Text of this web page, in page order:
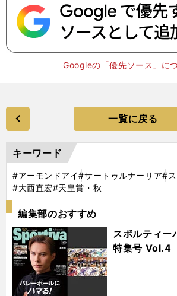
Googleの「優先ソース」に
一覧に戻る
キーワード
#アーモンドアイ#サートゥルナーリア#
#大西直宏#天皇賞・秋
編集部のおすすめ
スポルティ
特集号